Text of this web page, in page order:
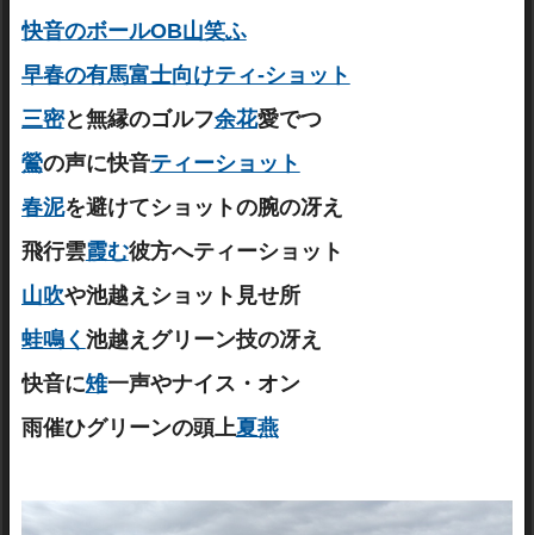
快音のボールOB山笑ふ
早春の有馬富士向けティ-ショット
三密と無縁のゴルフ余花愛でつ
鶯の声に快音ティーショット
春泥を避けてショットの腕の冴え
飛行雲霞む彼方へティーショット
山吹や池越えショット見せ所
蛙鳴く 池越えグリーン技の冴え
快音に雉一声やナイス・オン
雨催ひグリーンの頭上夏燕